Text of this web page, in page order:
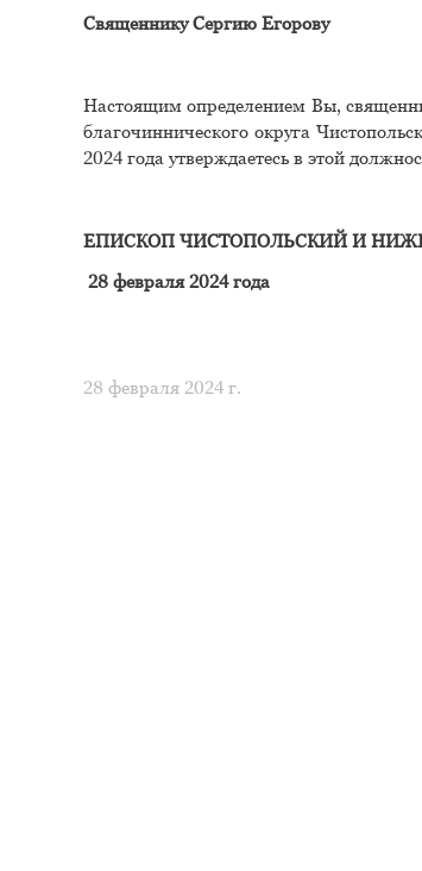
Священнику Сергию Егорову
Настоящим определением Вы,
благочиннического округа
2024 года утверждаетесь в этой
ЕПИСКОП ЧИСТОПОЛЬСКИЙ И
28 февраля 2024 года
28 февраля 2024 г.